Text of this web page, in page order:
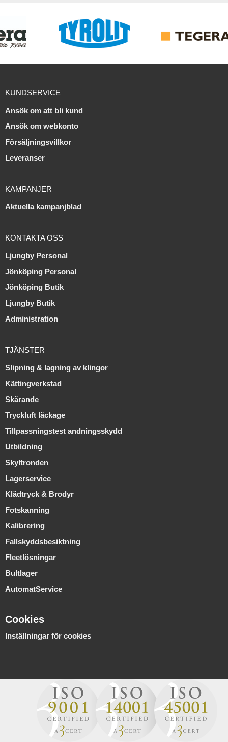
KUNDSERVICE
Ansök om att bli kund
Ansök om webkonto
Försäljningsvillkor
Leveranser
KAMPANJER
Aktuella kampanjblad
KONTAKTA OSS
Ljungby Personal
Jönköping Personal
Jönköping Butik
Ljungby Butik
Administration
TJÄNSTER
Slipning & lagning av klingor
Kättingverkstad
Skärande
Tryckluft läckage
Tillpassningstest andningsskydd
Utbildning
Skyltronden
Lagerservice
Klädtryck & Brodyr
Fotskanning
Kalibrering
Fallskyddsbesiktning
Fleetlösningar
Bultlager
AutomatService
Cookies
Inställningar för cookies